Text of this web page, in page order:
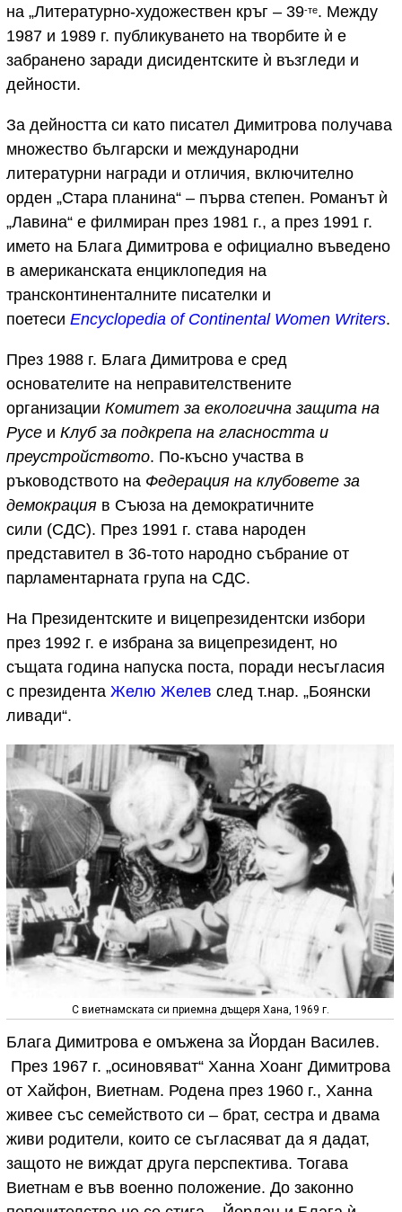
на „Литературно-художествен кръг – 39-те. Между
1987 и 1989 г. публикуването на творбите ѝ е
забранено заради дисидентските ѝ възгледи и
дейности.
За дейността си като писател Димитрова получава
множество български и международни
литературни награди и отличия, включително
орден „Стара планина“ – първа степен. Романът ѝ
„Лавина“ е филмиран през 1981 г., а през 1991 г.
името на Блага Димитрова е официално въведено
в американската енциклопедия на
трансконтиненталните писателки и
поетеси Encyclopedia of Continental Women Writers.
През 1988 г. Блага Димитрова е сред
основателите на неправителствените
организации Комитет за екологична защита на
Русе и Клуб за подкрепа на гласността и
преустройството. По-късно участва в
ръководството на Федерация на клубовете за
демокрация в Съюза на демократичните
сили (СДС). През 1991 г. става народен
представител в 36-тото народно събрание от
парламентарната група на СДС.
На Президентските и вицепрезидентски избори
през 1992 г. е избрана за вицепрезидент, но
същата година напуска поста, поради несъгласия
с президента Желю Желев след т.нар. „Боянски
ливади“.
С виетнамската си приемна дъщеря Хана, 1969 г.
Блага Димитрова е омъжена за Йордан Василев.
През 1967 г. „осиновяват“ Ханна Хоанг Димитрова
от Хайфон, Виетнам. Родена през 1960 г., Ханна
живее със семейството си – брат, сестра и двама
живи родители, които се съгласяват да я дадат,
защото не виждат друга перспектива. Тогава
Виетнам е във военно положение. До законно